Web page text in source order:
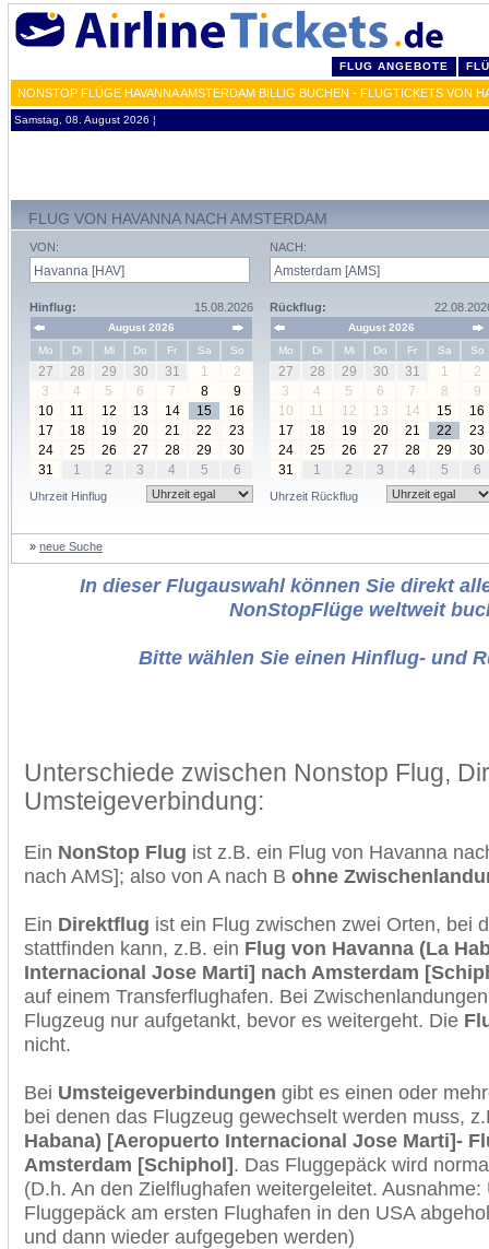
FLUG ANGEBOTE
NONSTOP FLÜGE HAVANNA AMSTERDAM BILLIG BUCHEN - FLUGTICKETS VON
Samstag, 08. August 2026 ¦
FLUG VON HAVANNA NACH AMSTERDAM
VON:
Hinflug: 15.08.2026
August 2026
Mo
Di Mi Do Fr Sa So
27 28 29 30 31 1
2
3
4 5 6 7 8
9
10
11 12 13 14 15
16
17
18 19 20 21 22
23
24
25 26 27 28 29
30
31
1 2 3 4 5 6
Uhrzeit Hinflug
NACH:
Rückflug:
August 2026
Mo
Di Mi Do Fr Sa So
27 28 29 30 31 1
2
3
4 5 6 7 8
9
10
11 12 13 14 15
16
17
18 19 20 21 22
23
24
25 26 27 28 29
30
31
1 2 3 4 5 6
Uhrzeit Rückflug
» neue Suche
In dieser Flugauswahl können Sie direkt
NonStopFlüge weltweit
Bitte wählen Sie einen Hinflug- und
Unterschiede zwischen Nonstop Flug,
Umsteigeverbindung:
Ein NonStop Flug ist z.B. ein Flug von Havanna
nach AMS]; also von A nach B ohne
Ein Direktflug ist ein Flug zwischen zwei Orten, bei
stattfinden kann, z.B. ein Flug von Havanna (La
Internacional Jose Marti] nach Amsterdam
auf einem Transferflughafen. Bei
Flugzeug nur aufgetankt, bevor es weitergeht. Die
nicht.
Bei Umsteigeverbindungen gibt es einen oder
bei denen das Flugzeug gewechselt werden muss,
Habana) [Aeropuerto Internacional Jose Marti]-
Amsterdam [Schiphol]. Das Fluggepäck wird
(D.h. An den Zielflughafen weitergeleitet.
Fluggepäck am ersten Flughafen in den USA
und dann wieder aufgegeben werden)